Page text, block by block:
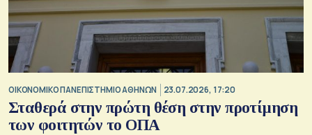
ΟΙΚΟΝΟΜΙΚΟ ΠΑΝΕΠΙΣΤΗΜΙΟ ΑΘΗΝΩΝ 23.07.2026, 17:20
Σταθερά στην πρώτη θέση στην προτίμηση
των φοιτητών το ΟΠΑ